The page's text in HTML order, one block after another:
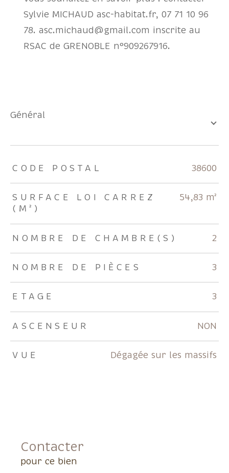
Sylvie MICHAUD asc-habitat.fr, 07 71 10 96
78. asc.michaud@gmail.com inscrite au
RSAC de GRENOBLE n°909267916.
général
TRAD_ZEPHYR_Caracteristique TRAD_ZEPHYR_Valeurs
CODE POSTAL 38600
SURFACE LOI CARREZ
(M²)
54,83 m²
NOMBRE DE CHAMBRE(S) 2
NOMBRE DE PIÈCES 3
ETAGE 3
ASCENSEUR NON
VUE Dégagée sur les massifs
Contacter
pour ce bien